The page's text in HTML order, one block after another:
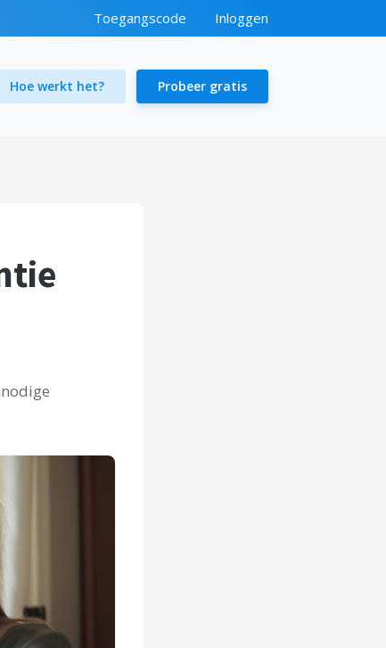
Toegangscode Inloggen
Hoe werkt het? Probeer gratis